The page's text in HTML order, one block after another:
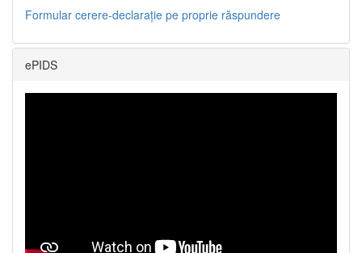
Formular cerere-declarație pe proprie răspundere
ePIDS